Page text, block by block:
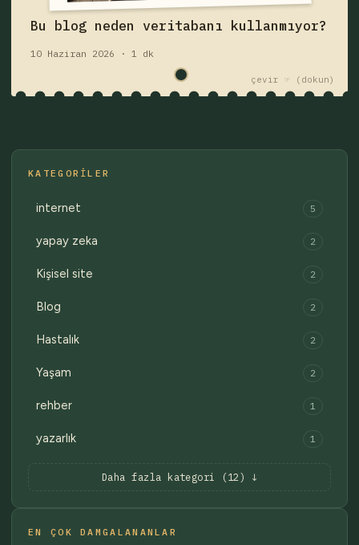
Bu blog neden veritabanı kullanmıyor?
10 Haziran 2026 · 1 dk
çevir ☞
Fişi çek — yazıyı oku
Eski fişler →
KATEGORILER
internet 5
yapay zeka 2
Kişisel site 2
Blog 2
Hastalık 2
Yaşam 2
rehber 1
yazarlık 1
Daha fazla kategori (12) ↓
EN ÇOK DAMGALANANLAR